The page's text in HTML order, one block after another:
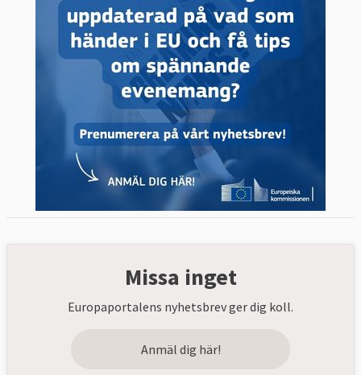
Missa inget
Europaportalens nyhetsbrev ger dig koll.
Anmäl dig här!